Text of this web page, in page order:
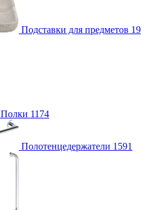
Подставки для предметов 19
Полки 1174
Полотенцедержатели 1591